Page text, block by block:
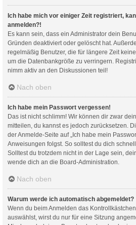
Ich habe mich vor einiger Zeit registriert,
anmelden?!
Es kann sein, dass ein Administrator dein
Gründen deaktiviert oder gelöscht hat.
regelmäßig Benutzer, die für längere Zeit
um die Datenbankgröße zu verringern.
nimm aktiv an den Diskussionen teil!
Nach oben
Ich habe mein Passwort vergessen!
Das ist nicht schlimm! Wir können dir zwar
mitteilen, du kannst es jedoch zurücksetzen.
der Anmelde-Seite auf „Ich habe mein
Anweisungen folgst. So solltest du dich
Solltest du trotzdem nicht in der Lage sein,
wende dich an die Board-Administration.
Nach oben
Warum werde ich automatisch abgemeldet?
Wenn du beim Anmelden das
auswählst, wirst du nur für eine Sitzung